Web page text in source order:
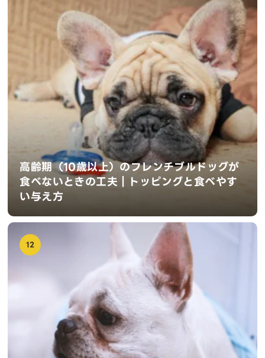
高齢期（10歳以上）のフレンチブルドッグが
食べないときの工夫｜トッピングと食べやす
い与え方
12